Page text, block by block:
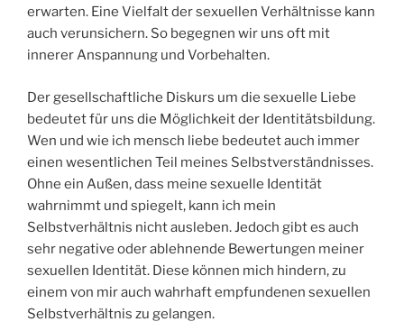
erwarten. Eine Vielfalt der sexuellen Verhältnisse kann
auch verunsichern. So begegnen wir uns oft mit
innerer Anspannung und Vorbehalten.
Der gesellschaftliche Diskurs um die sexuelle Liebe
bedeutet für uns die Möglichkeit der Identitätsbildung.
Wen und wie ich mensch liebe bedeutet auch immer
einen wesentlichen Teil meines Selbstverständnisses.
Ohne ein Außen, dass meine sexuelle Identität
wahrnimmt und spiegelt, kann ich mein
Selbstverhältnis nicht ausleben. Jedoch gibt es auch
sehr negative oder ablehnende Bewertungen meiner
sexuellen Identität. Diese können mich hindern, zu
einem von mir auch wahrhaft empfundenen sexuellen
Selbstverhältnis zu gelangen.